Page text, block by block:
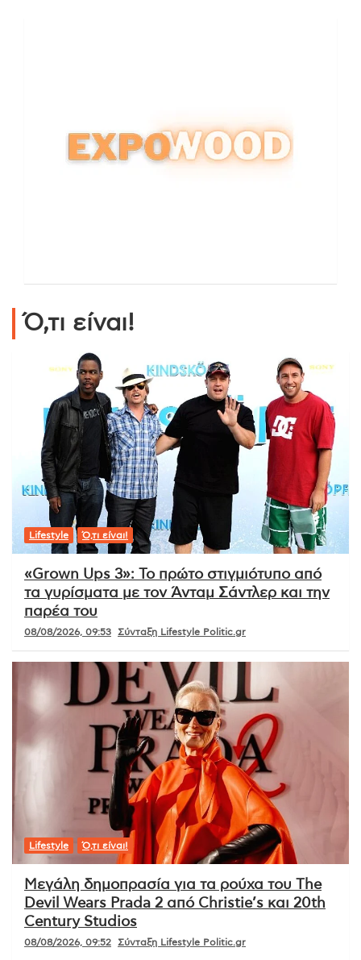
Ό,τι είναι!
Lifestyle Ό,τι είναι!
«Grown Ups 3»: Το πρώτο στιγμιότυπο από
τα γυρίσματα με τον Άνταμ Σάντλερ και την
παρέα του
08/08/2026, 09:53 Σύνταξη Lifestyle Politic.gr
Lifestyle Ό,τι είναι!
Μεγάλη δημοπρασία για τα ρούχα του The
Devil Wears Prada 2 από Christie’s και 20th
Century Studios
08/08/2026, 09:52 Σύνταξη Lifestyle Politic.gr